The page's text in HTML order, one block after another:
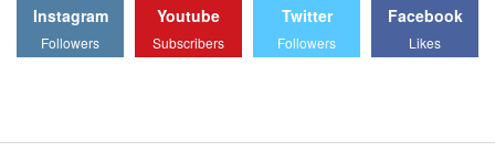
Facebook
Likes
Twitter
Followers
Youtube
Subscribers
Instagram
Followers